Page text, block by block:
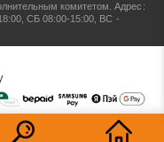
комитетом.Адрес:
СБ 08:00-15:00, ВС -